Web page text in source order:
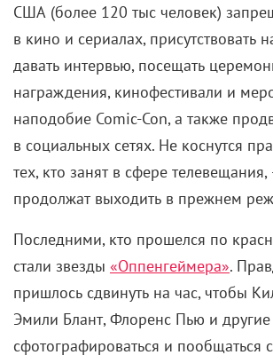
США (более 120 тыс человек)
в кино и сериалах, присутствовать
давать интервью, посещать
награждения, кинофестивали и
наподобие Comic-Con, а также
в социальных сетях. Не коснутся
тех, кто занят в сфере телевещания,
продолжат выходить в прежнем
Последними, кто прошелся по
стали звезды «Оппенгеймера».
пришлось сдвинуть на час, чтобы
Эмили Блант, Флоренс Пью и другие
сфотографироваться и пообщаться